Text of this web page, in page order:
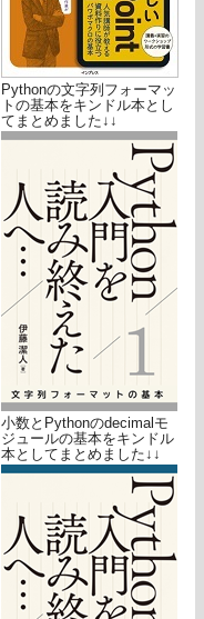
Pythonの文字列フォーマッ
トの基本をキンドル本とし
てまとめました↓↓
小数とPythonのdecimalモ
ジュールの基本をキンドル
本としてまとめました↓↓